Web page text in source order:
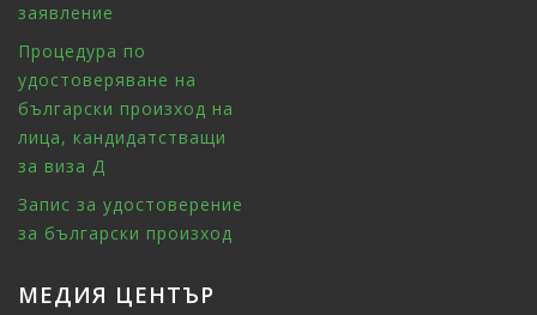
заявление
Процедура по
удостоверяване на
български произход на
лица, кандидатстващи
за виза Д
Запис за удостоверение
за български произход
МЕДИЯ ЦЕНТЪР